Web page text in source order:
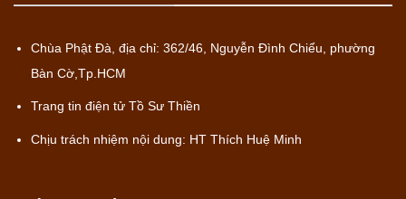
Chùa Phật Đà, địa chỉ: 362/46, Nguyễn Đình Chiểu, phường
Bàn Cờ,Tp.HCM
Trang tin điện tử Tồ Sư Thiền
Chịu trách nhiệm nội dung: HT Thích Huệ Minh